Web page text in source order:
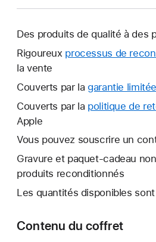
Des produits de qualité à des
Rigoureux processus de
la vente
Couverts par la garantie limitée
Couverts par la politique de
Apple
Vous pouvez souscrire un
Gravure et paquet-cadeau
produits reconditionnés
Les quantités disponibles
Contenu du coffret